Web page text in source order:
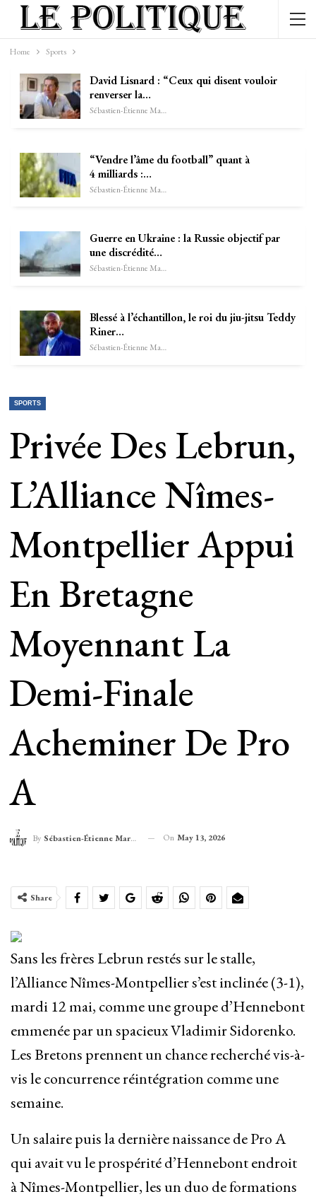
Home Sports
David Lisnard : “Ceux qui disent vouloir
renverser la…
Sébastien-Étienne Marechal
“Vendre l’âme du football” quant à
4 milliards :…
Sébastien-Étienne Marechal
Guerre en Ukraine : la Russie objectif par
une discrédité…
Sébastien-Étienne Marechal
Blessé à l’échantillon, le roi du jiu-jitsu Teddy
Riner…
Sébastien-Étienne Marechal
SPORTS
Privée Des Lebrun,
L’Alliance Nîmes-
Montpellier Appui
En Bretagne
Moyennant La
Demi-Finale
Acheminer De Pro
A
By Sébastien-Étienne Marechal On May 13, 2026
Share
Sans les frères Lebrun restés sur le stalle,
l’Alliance Nîmes-Montpellier s’est inclinée (3-1),
mardi 12 mai, comme une groupe d’Hennebont
emmenée par un spacieux Vladimir Sidorenko.
Les Bretons prennent un chance recherché vis-à-
vis le concurrence réintégration comme une
semaine.
Un salaire puis la dernière naissance de Pro A
qui avait vu le prospérité d’Hennebont endroit
à Nîmes-Montpellier, les un duo de formations